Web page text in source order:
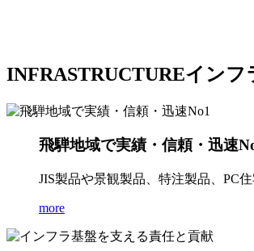
INFRASTRUCTUREインフ
飛騨地域で実績・信頼・迅速
JIS製品や景観製品、特注製品、PC
more